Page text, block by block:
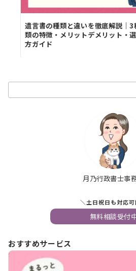
遺言書の種類と違いを徹底解説｜3
類の特徴・メリットデメリット・
方ガイド
月乃行政書士事
＼土日祝日も対応可
無料相談受付
おすすめサービス